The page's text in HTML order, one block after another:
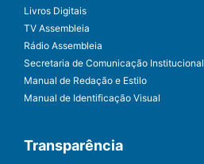
Livros Digitais
TV Assembleia
Rádio Assembleia
Secretaria de Comunicação Institucional
Manual de Redação e Estilo
Manual de Identificação Visual
Transparência